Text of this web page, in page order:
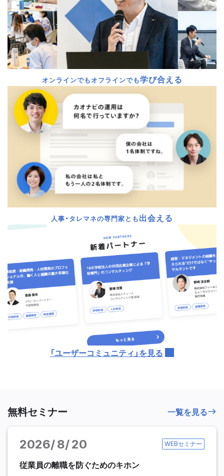
無料セミナー
2026 8 20 WEBセミナー
従業員の離職を防ぐためのキホン
一覧を見る
オンラインでもオフラインでも学び合える
人事・タレマネの専門家とも出会える
「ユーザーコミュニティ」を見る